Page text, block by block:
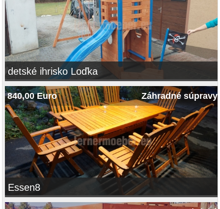
detské ihrisko Loďka
840,00 Euro Záhradné súpravy
Essen8